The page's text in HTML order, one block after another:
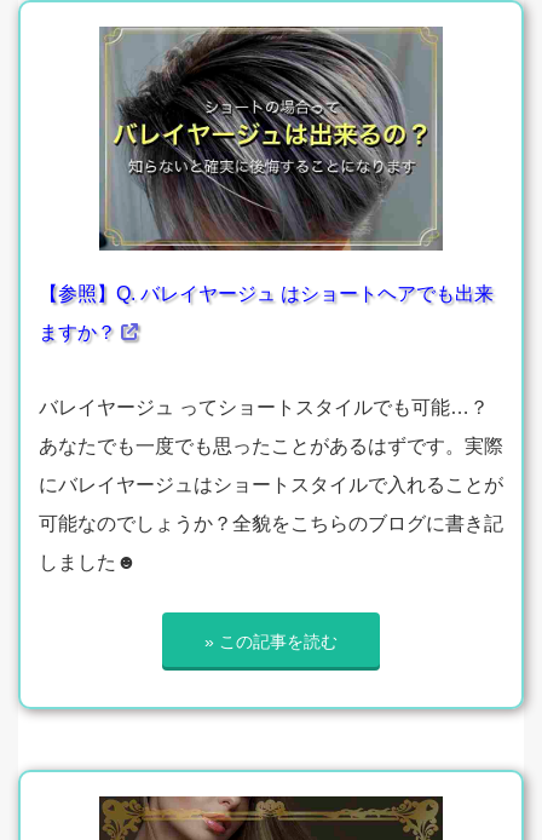
【参照】Q. バレイヤージュ はショートヘアでも出来
ますか？
バレイヤージュ ってショートスタイルでも可能…？
あなたでも一度でも思ったことがあるはずです。実際
にバレイヤージュはショートスタイルで入れることが
可能なのでしょうか？全貌をこちらのブログに書き記
しました☻
» この記事を読む